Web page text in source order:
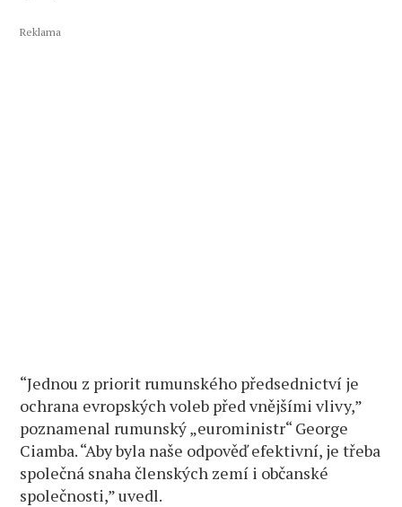
Reklama
“Jednou z priorit rumunského předsednictví je
ochrana evropských voleb před vnějšími vlivy,”
poznamenal rumunský „euroministr“ George
Ciamba. “Aby byla naše odpověď efektivní, je třeba
společná snaha členských zemí i občanské
společnosti,” uvedl.